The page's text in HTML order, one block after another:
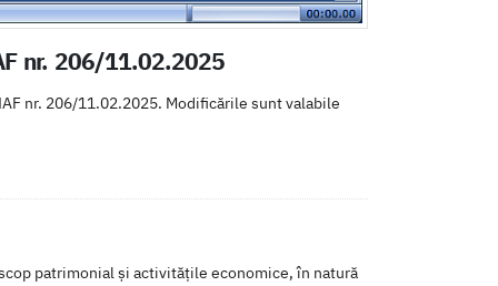
nr. 206/11.02.2025
nr. 206/11.02.2025. Modificările sunt valabile
patrimonial și activitățile economice, în natură